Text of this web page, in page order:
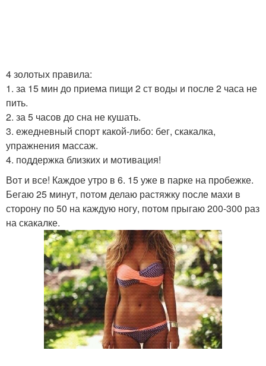
4 золотых правила:
1. за 15 мин до приема пищи 2 ст воды и после 2 часа не
пить.
2. за 5 часов до сна не кушать.
3. ежедневный спорт какой-либо: бег, скакалка,
упражнения массаж.
4. поддержка близких и мотивация!
Вот и все! Каждое утро в 6. 15 уже в парке на пробежке.
Бегаю 25 минут, потом делаю растяжку после махи в
сторону по 50 на каждую ногу, потом прыгаю 200-300 раз
на скакалке.